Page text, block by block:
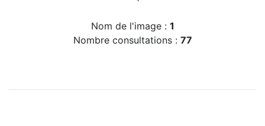
Nom de l'image : 1
Nombre consultations : 77